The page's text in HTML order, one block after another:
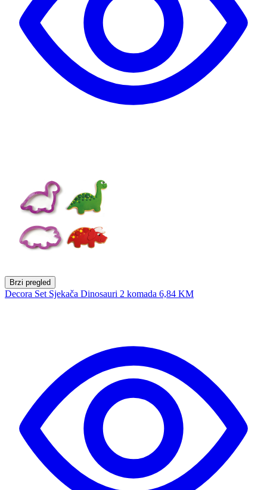
Brzi pregled
Decora Set Sjekača Dinosauri 2 komada 6,84 KM